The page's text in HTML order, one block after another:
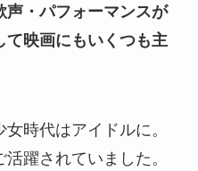
声・パフォーマンスが
て映画にもいくつも主
時代はアイドルに。
躍されていました。